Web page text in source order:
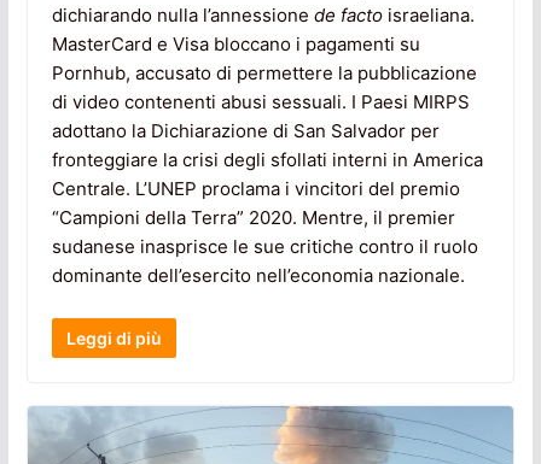
dichiarando nulla l’annessione de factoisraeliana.
MasterCard e Visa bloccano i pagamenti su
Pornhub, accusato di permettere la pubblicazione
di video contenenti abusi sessuali. I Paesi MIRPS
adottano la Dichiarazione di San Salvador per
fronteggiare la crisi degli sfollati interni in America
Centrale. L’UNEP proclama i vincitori del premio
“Campioni della Terra” 2020. Mentre, il premier
sudanese inasprisce le sue critiche contro il ruolo
dominante dell’esercito nell’economia nazionale.
Leggi di più